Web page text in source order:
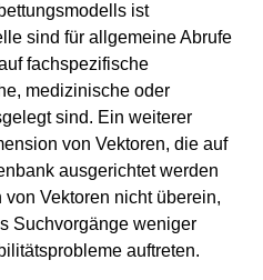
ist
sind für allgemeine Abrufe
fachspezifische
medizinische oder
sind. Ein weiterer
von Vektoren, die auf
ausgerichtet werden
Vektoren nicht überein,
Suchvorgänge weniger
auftreten.